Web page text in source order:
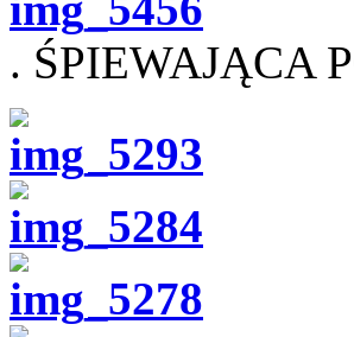
. ŚPIEWAJĄCA